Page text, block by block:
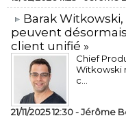
​Barak
peuvent
client unifié »
Chief
Witkowski
c...
21/11/2025 12:30 -Jérôme